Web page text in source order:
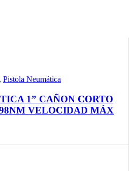
, Pistola Neumática
1” CAÑON CORTO
VELOCIDAD MÁX